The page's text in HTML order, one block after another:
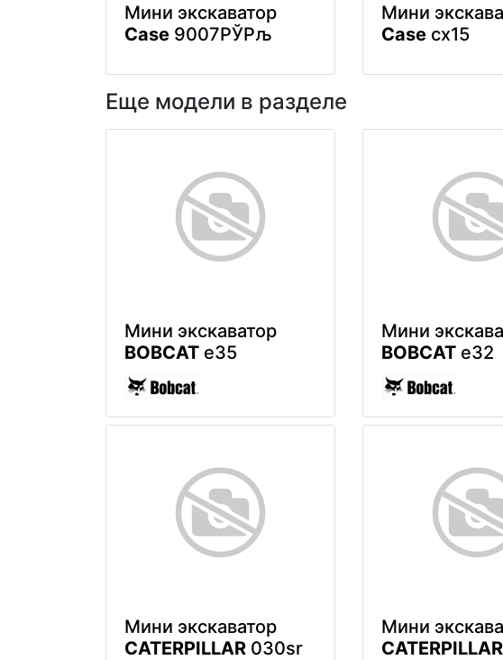
Мини экскаватор
Case 9007РЎРљ
Мини
Case cx15
Еще модели в разделе
Мини экскаватор
BOBCAT e35
Мини
BOBCAT e32
Мини экскаватор
CATERPILLAR 030sr
Мини
CATERPILLAR